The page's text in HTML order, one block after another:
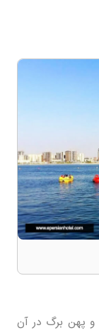
و پهن برگ در آن